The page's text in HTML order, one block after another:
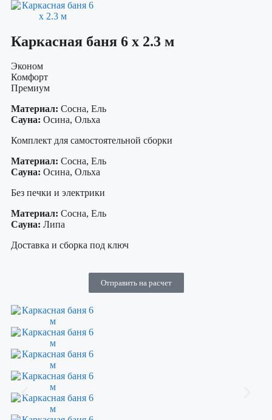
Каркасная баня 6 х 2.3 м
Эконом
Комфорт
Премиум
Материал: Сосна, Ель
Сауна: Осина, Ольха
Комплект для самостоятельной сборки
Материал: Сосна, Ель
Сауна: Осина, Ольха
Без печки и электрики
Материал: Сосна, Ель
Сауна: Липа
Доставка и сборка под ключ
Отправить на расчет